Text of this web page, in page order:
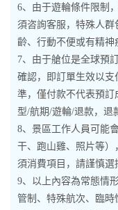
6、由于遊輪條件限制
須咨詢客服，特殊人
齡、行動不便或有精神
7、由于艙位是全球預
確認，即訂單生效以
準，僅付款不代表預
型/航期/遊輪/退款，退
8、景區工作人員可能
干、跑山雞、照片等
須消費項目，請謹慎選
9、以上內容為常態情
管制、特殊航次、臨